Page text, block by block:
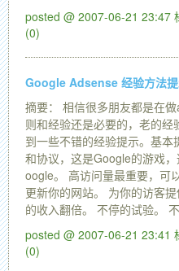
posted @ 2007-06-21 23:47
(0)
Google Adsense 经验方法
摘要： 相信很多朋友都是在
则和经验还是必要的，老的
到一些不错的经验提示。基
和协议，这是Google的游戏
oogle。 高访问量最重要，可
更新你的网站。 为你的访客
的收入翻倍。 不停的试验。
posted @ 2007-06-21 23:41
(0)